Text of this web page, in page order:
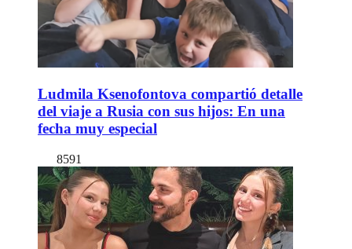
Ludmila Ksenofontova compartió detalle
del viaje a Rusia con sus hijos: En una
fecha muy especial
8591